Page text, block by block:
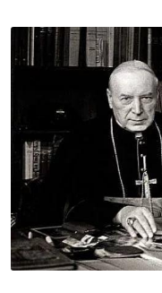
основному